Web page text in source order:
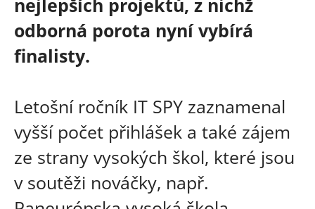
odborná porota nyní vybírá
finalisty.
Letošní ročník IT SPY zaznamenal
vyšší počet přihlášek a také zájem
ze strany vysokých škol, které jsou
v soutěži nováčky, např.